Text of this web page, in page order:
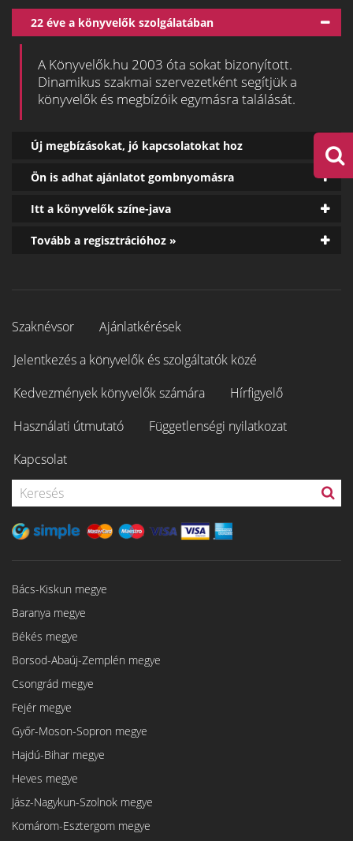
22 éve a könyvelők szolgálatában
A Könyvelők.hu 2003 óta sokat bizonyított.
Dinamikus szakmai szervezetként segítjük a
könyvelők és megbízóik egymásra találását.
Új megbízásokat, jó kapcsolatokat hoz
Ön is adhat ajánlatot gombnyomásra
Itt a könyvelők színe-java
Tovább a regisztrációhoz »
Szaknévsor
Ajánlatkérések
Jelentkezés a könyvelők és szolgáltatók közé
Kedvezmények könyvelők számára
Hírfigyelő
Használati útmutató
Függetlenségi nyilatkozat
Kapcsolat
Bács-Kiskun megye
Baranya megye
Békés megye
Borsod-Abaúj-Zemplén megye
Csongrád megye
Fejér megye
Győr-Moson-Sopron megye
Hajdú-Bihar megye
Heves megye
Jász-Nagykun-Szolnok megye
Komárom-Esztergom megye